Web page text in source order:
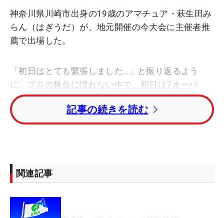
神奈川県川崎市出身の19歳のアマチュア・萩生田み
らん（はぎうだ）が、地元開催の今大会に主催者推
薦で出場した。
「初日はとても緊張しました…」と振り返るよう
に、プロの舞台に慣れない中で、初日は7オーバ
ー・113位と出遅れた。2日目も2バーディ・4ボギ
ー・1ダブルボギーの「76」とスコアを伸ばすこと
ができず、トータル11オーバーでフィニッシュ。
「キャディさんもすごく仲良くしてくれて、すごく
て言いながら回っていました」。初日の緊張とは打
記事の続きを読む
関連記事